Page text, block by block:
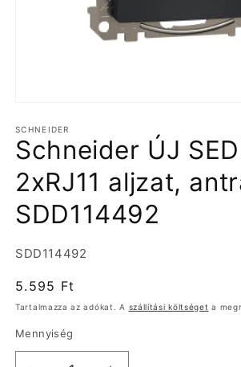
megnyitása
a
modális
SCHNEIDER
Schneider ÚJ
2xRJ11 aljzat,
SDD114492
Termékváltozat:
SDD114492
Normál
ár
5.595 Ft
Tartalmazza az adókat. A szállítási költséget a
Mennyiség